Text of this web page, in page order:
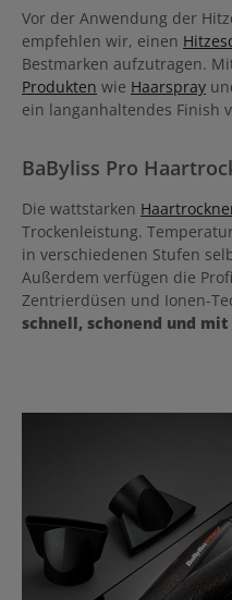
Vor der Anwendung der
empfehlen wir, einen
Bestmarken aufzutragen.
Produkten wie Haarspray
ein langanhaltendes Finish
BaByliss Pro
Die wattstarken
Trockenleistung.
in verschiedenen Stufen
Außerdem verfügen die
Zentrierdüsen und Ionen-
schnell, schonend und